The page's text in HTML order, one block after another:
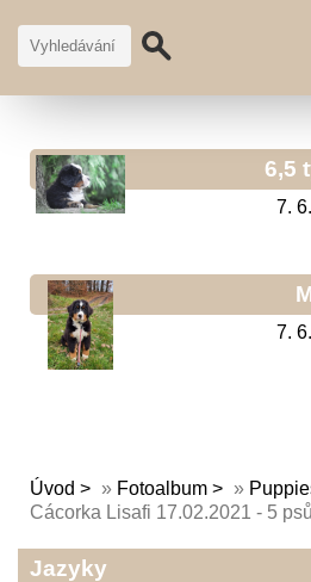
6,5
7.
7.
Úvod » Fotoalbum »
Cácorka Lisafi 17.02.2021 - 5
Jazyky